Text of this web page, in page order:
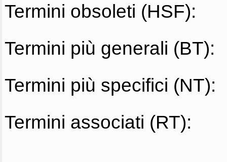
Termini obsoleti (HSF):
Termini più generali (BT):
Termini più specifici (NT):
Termini associati (RT):